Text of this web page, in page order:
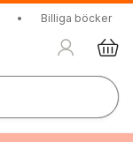
• Billiga böcker